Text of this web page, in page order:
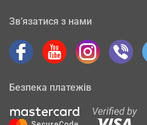
Зв’язатися з нами
Безпека платежів